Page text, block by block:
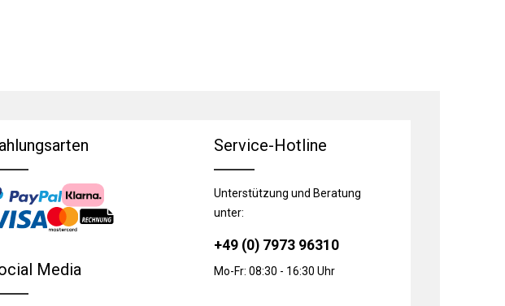
Media
Service-Hotline
Unterstützung und Beratung
unter:
+49 (0) 7973 96310
Mo-Fr: 08:30 - 16:30 Uhr